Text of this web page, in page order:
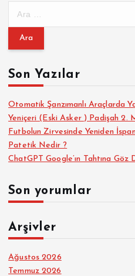
m
:Son Yazılar
Otomatik Şanzımanlı Araçlarda
Yeniçeri (Eski Asker ) Padişah 2.
Futbolun Zirvesinde Yeniden
Patetik Nedir ?
ChatGPT Google’ın Tahtına Göz
Son yorumlar
Arşivler
Ağustos 2026
Temmuz 2026